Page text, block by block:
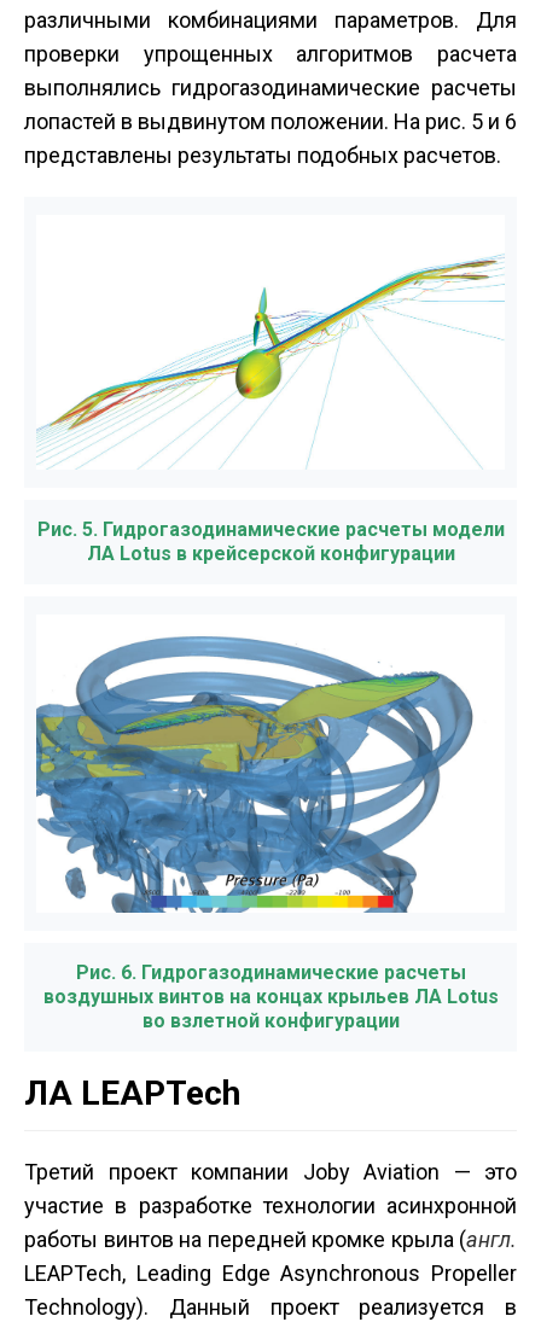
различными комбинациями параметров. Для
проверки упрощенных алгоритмов расчета
выполнялись гидрогазодинамические расчеты
лопастей в выдвинутом положении. На рис. 5 и 6
представлены результаты подобных расчетов.
Рис. 5. Гидрогазодинамические расчеты модели
ЛА Lotus в крейсерской конфигурации
Рис. 6. Гидрогазодинамические расчеты
воздушных винтов на концах крыльев ЛА Lotus
во взлетной конфигурации
ЛА LEAPTech
Третий проект компании Joby Aviation — это
участие в разработке технологии асинхронной
работы винтов на передней кромке крыла (англ.
LEAPTech, Leading Edge Asynchronous Propeller
Technology). Данный проект реализуется в